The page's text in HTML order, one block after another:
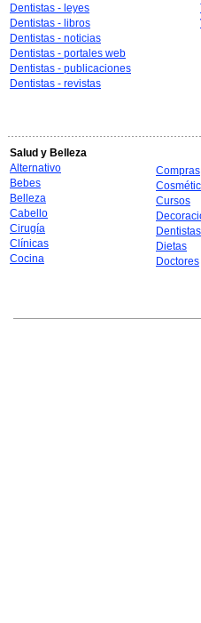
Dentistas - leyes
Dentistas - libros
Dentistas - noticias
Dentistas - portales web
Dentistas - publicaciones
Dentistas - revistas
Salud y Belleza
Alternativo
Bebes
Belleza
Cabello
Cirugía
Clínicas
Cocina
Compras
Cursos
Dentistas
Dietas
Doctores